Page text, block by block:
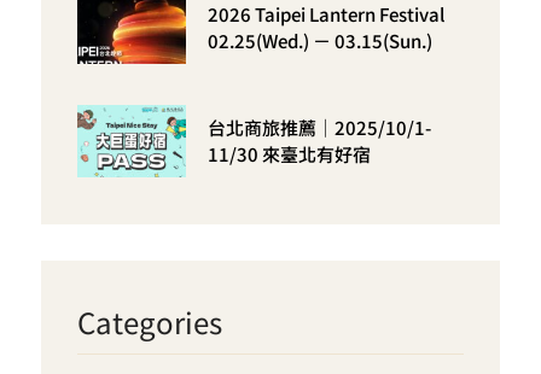
2026 Taipei Lantern Festival
02.25(Wed.) － 03.15(Sun.)
台北商旅推薦｜2025/10/1-
11/30 來臺北有好宿
Categories